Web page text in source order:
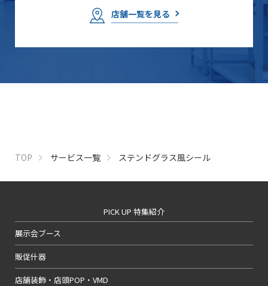
店舗一覧を見る
TOP サービス一覧 ステンドグラス風シール
PICK UP 特集紹介
展示会ブース
販促什器
店舗装飾・店頭POP・VMD